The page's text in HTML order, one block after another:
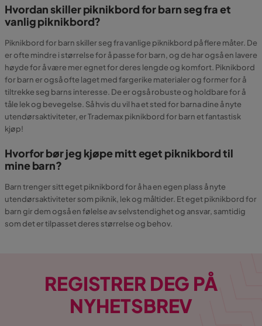
Hvordan skiller piknikbord for barn seg fra et
vanlig piknikbord?
Piknikbord for barn skiller seg fra vanlige piknikbord på flere måter. De
er ofte mindre i størrelse for å passe for barn, og de har også en lavere
høyde for å være mer egnet for deres lengde og komfort. Piknikbord
for barn er også ofte laget med fargerike materialer og former for å
tiltrekke seg barns interesse. De er også robuste og holdbare for å
tåle lek og bevegelse. Så hvis du vil ha et sted for barna dine å nyte
utendørsaktiviteter, er Trademax piknikbord for barn et fantastisk
kjøp!
Hvorfor bør jeg kjøpe mitt eget piknikbord til
mine barn?
Barn trenger sitt eget piknikbord for å ha en egen plass å nyte
utendørsaktiviteter som piknik, lek og måltider. Et eget piknikbord for
barn gir dem også en følelse av selvstendighet og ansvar, samtidig
som det er tilpasset deres størrelse og behov.
REGISTRER DEG PÅ
NYHETSBREV